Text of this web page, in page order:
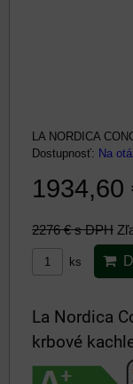
LA NORDICA
Dostupnosť: Na
1934,60
2276 €s DPH
ks
La Nordica
krbové